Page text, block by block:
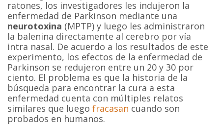
ratones, los investigadores les indujeron la
enfermedad de Parkinson mediante una
neurotoxina (MPTP) y luego les administraron
la balenina directamente al cerebro por vía
intra nasal. De acuerdo a los resultados de este
experimento, los efectos de la enfermedad de
Parkinson se redujeron entre un 20 y 30 por
ciento. El problema es que la historia de la
búsqueda para encontrar la cura a esta
enfermedad cuenta con múltiples relatos
similares que luegofracasan cuando son
probados en humanos.